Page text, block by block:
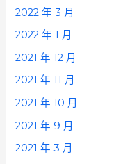
2022 年 3 月
2022 年 1 月
2021 年 12 月
2021 年 11 月
2021 年 10 月
2021 年 9 月
2021 年 3 月